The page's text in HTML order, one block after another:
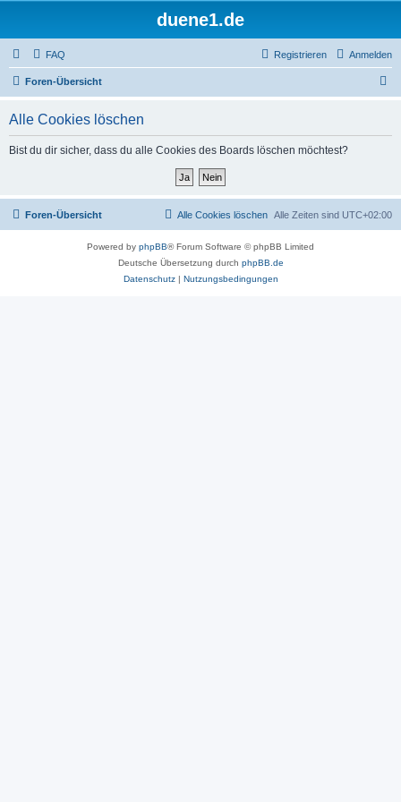
duene1.de
FAQ Anmelden
Registrieren
Foren-Übersicht
Alle Cookies löschen
Bist du dir sicher, dass du alle Cookies des Boards löschen möchtest?
Foren-Übersicht Alle Zeiten sind UTC+02:00
Alle Cookies löschen
Powered by phpBB® Forum Software © phpBB Limited
Deutsche Übersetzung durch phpBB.de
Datenschutz| Nutzungsbedingungen